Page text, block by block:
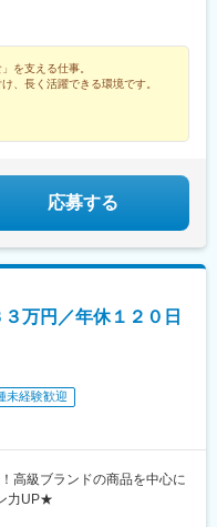
を支える仕事。
、長く活躍できる環境です。
応募する
万円／年休１２０日
未経験歓迎
高級ブランドの商品を中心に
力UP★